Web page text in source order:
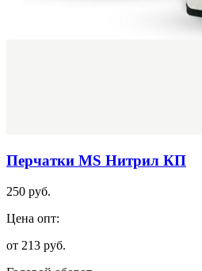
Перчатки MS Нитрил КП
250 руб.
Цена опт:
от 213 руб.